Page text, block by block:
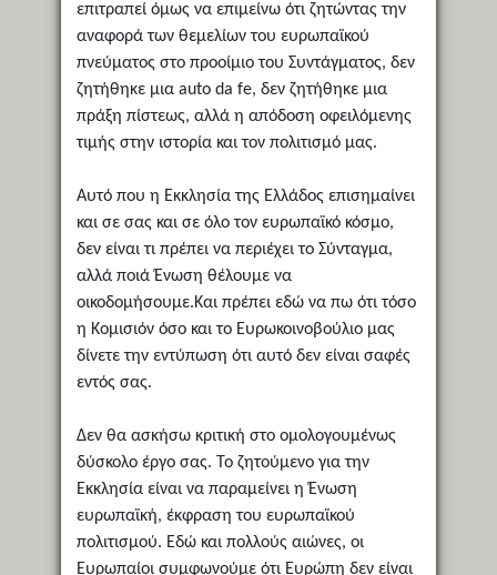
επιτραπεί όμως να επιμείνω ότι ζητώντας την
αναφορά των θεμελίων του ευρωπαϊκού
πνεύματος στο προοίμιο του Συντάγματος, δεν
ζητήθηκε μια auto da fe, δεν ζητήθηκε μια
πράξη πίστεως, αλλά η απόδοση οφειλόμενης
τιμής στην ιστορία και τον πολιτισμό μας.
Αυτό που η Εκκλησία της Ελλάδος επισημαίνει
και σε σας και σε όλο τον ευρωπαϊκό κόσμο,
δεν είναι τι πρέπει να περιέχει το Σύνταγμα,
αλλά ποιά Ένωση θέλουμε να
οικοδομήσουμε.Και πρέπει εδώ να πω ότι τόσο
η Κομισιόν όσο και το Ευρωκοινοβούλιο μας
δίνετε την εντύπωση ότι αυτό δεν είναι σαφές
εντός σας.
Δεν θα ασκήσω κριτική στο ομολογουμένως
δύσκολο έργο σας. Το ζητούμενο για την
Εκκλησία είναι να παραμείνει η Ένωση
ευρωπαϊκή, έκφραση του ευρωπαϊκού
πολιτισμού. Εδώ και πολλούς αιώνες, οι
Ευρωπαίοι συμφωνούμε ότι Ευρώπη δεν είναι